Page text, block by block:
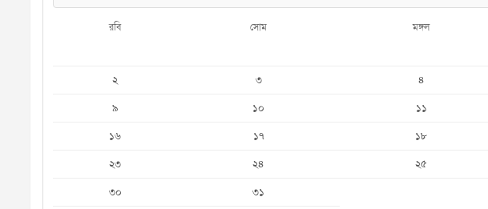
রবি সোম মঙ্গল
২
৩ ৪
৯
১০ ১১
১৬
১৭ ১৮
২৩
২৪ ২৫
৩০
৩১